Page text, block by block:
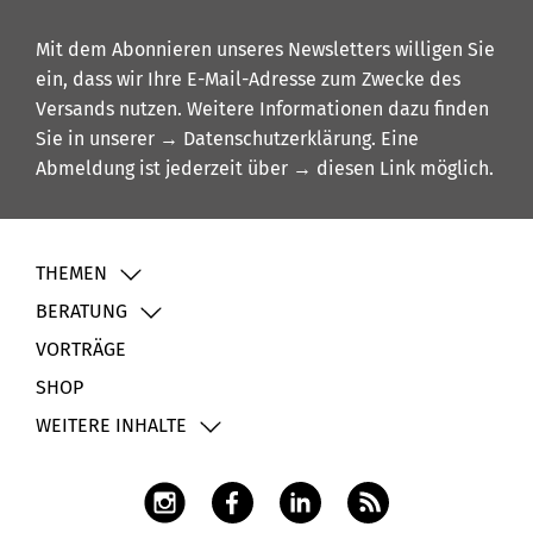
Mit dem Abonnieren unseres Newsletters willigen Sie
ein, dass wir Ihre E-Mail-Adresse zum Zwecke des
Versands nutzen. Weitere Informationen dazu finden
Sie in unserer → Datenschutzerklärung. Eine
Abmeldung ist jederzeit über → diesen Link möglich.
THEMEN
BERATUNG
VORTRÄGE
SHOP
WEITERE INHALTE